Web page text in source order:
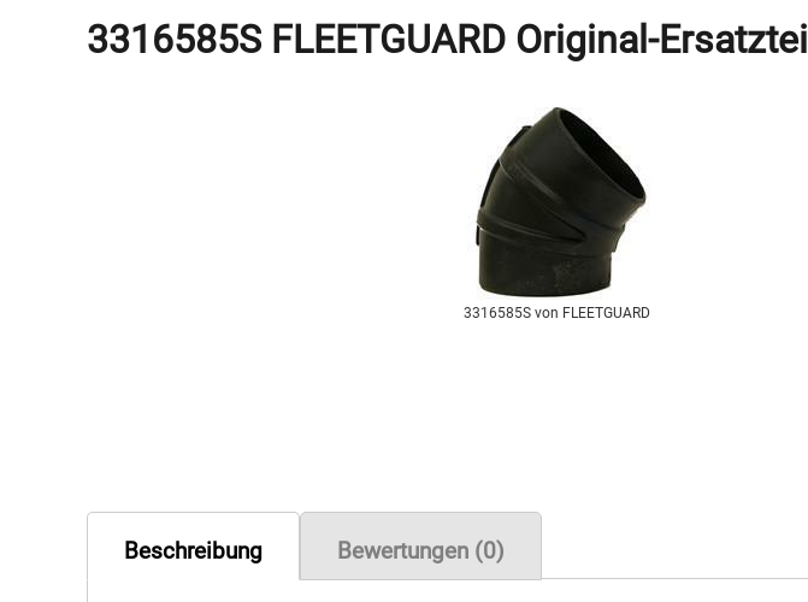
3316585S FLEETGUARD Original-Ersatzteil
3316585S von FLEETGUARD
Beschreibung Bewertungen (0)